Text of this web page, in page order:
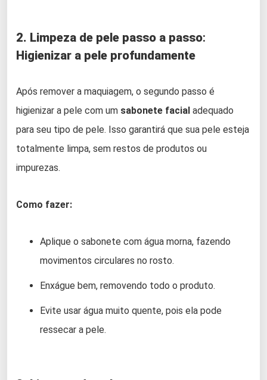
2. Limpeza de pele passo a passo:
Higienizar a pele profundamente
Após remover a maquiagem, o segundo passo é
higienizar a pele com um sabonete facial adequado
para seu tipo de pele. Isso garantirá que sua pele esteja
totalmente limpa, sem restos de produtos ou
impurezas.
Como fazer:
Aplique o sabonete com água morna, fazendo
movimentos circulares no rosto.
Enxágue bem, removendo todo o produto.
Evite usar água muito quente, pois ela pode
ressecar a pele.